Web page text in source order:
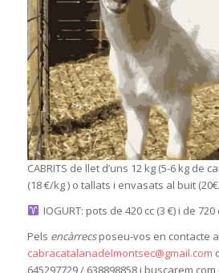
CABRITS de llet d’uns 12 kg (5-6 kg de
(18 €/kg ) o tallats i envasats al buit
IOGURT: pots de 420 cc (3 €) i de 720
Pels encàrrecsposeu-vos en contacte
cabracatalanadelmontsec@gmail.com
645297729 / 638898858 i buscarem